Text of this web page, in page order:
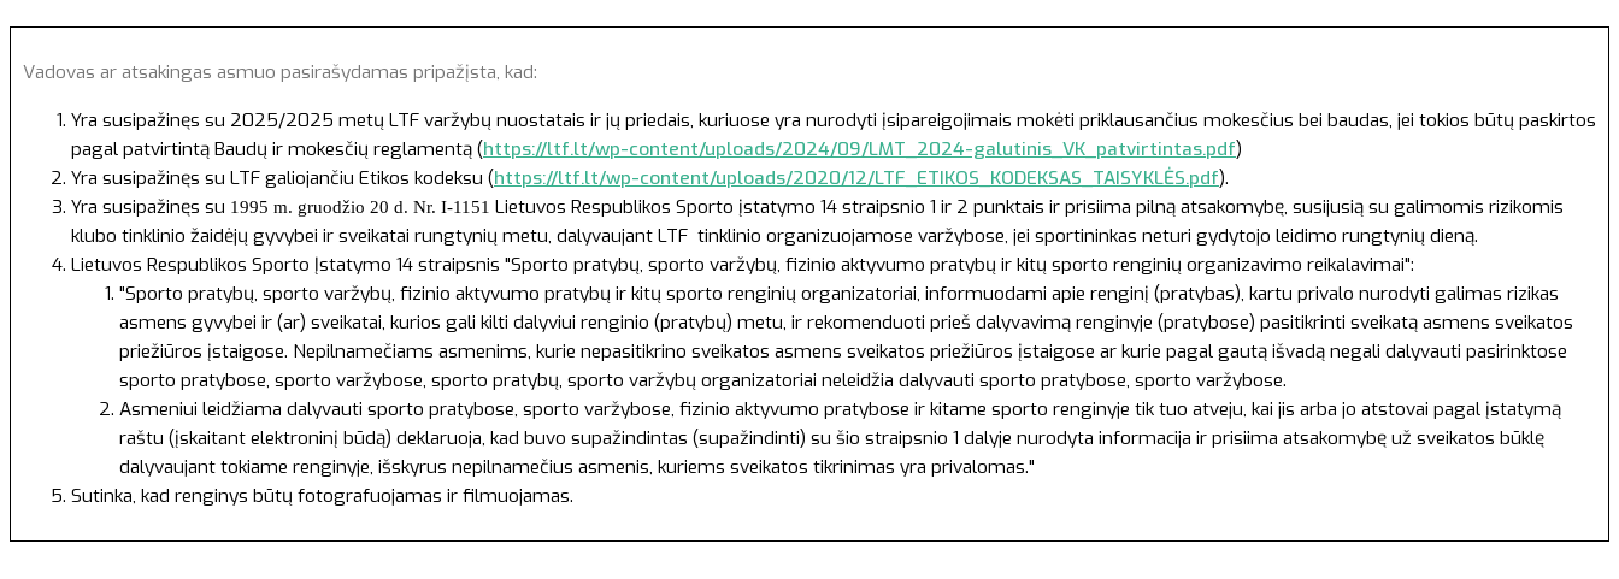
Vadovas ar atsakingas asmuo pasirašydamas pripažįsta, kad:
Yra susipažinęs su 2025/2025 metų LTF varžybų nuostatais ir jų priedais, kuriuose yra nurodyti įsipareigojimais mokėti priklausančius mokesčius bei baudas, jei tokios būtų paskirtos
pagal patvirtintą Baudų ir mokesčių reglamentą (https://ltf.lt/wp-content/uploads/2024/09/LMT_2024-galutinis_VK_patvirtintas.pdf)
Yra susipažinęs su LTF galiojančiu Etikos kodeksu (https://ltf.lt/wp-content/uploads/2020/12/LTF_ETIKOS_KODEKSAS_TAISYKLĖS.pdf).
Yra susipažinęs su 1995 m. gruodžio 20 d. Nr. I-1151 Lietuvos Respublikos Sporto įstatymo 14 straipsnio 1 ir 2 punktais ir prisiima pilną atsakomybę, susijusią su galimomis rizikomis
klubo tinklinio žaidėjų gyvybei ir sveikatai rungtynių metu, dalyvaujant LTF tinklinio organizuojamose varžybose, jei sportininkas neturi gydytojo leidimo rungtynių dieną.
Lietuvos Respublikos Sporto Įstatymo 14 straipsnis "Sporto pratybų, sporto varžybų, fizinio aktyvumo pratybų ir kitų sporto renginių organizavimo reikalavimai":
"Sporto pratybų, sporto varžybų, fizinio aktyvumo pratybų ir kitų sporto renginių organizatoriai, informuodami apie renginį (pratybas), kartu privalo nurodyti galimas rizikas
asmens gyvybei ir (ar) sveikatai, kurios gali kilti dalyviui renginio (pratybų) metu, ir rekomenduoti prieš dalyvavimą renginyje (pratybose) pasitikrinti sveikatą asmens sveikatos
priežiūros įstaigose. Nepilnamečiams asmenims, kurie nepasitikrino sveikatos asmens sveikatos priežiūros įstaigose ar kurie pagal gautą išvadą negali dalyvauti pasirinktose
sporto pratybose, sporto varžybose, sporto pratybų, sporto varžybų organizatoriai neleidžia dalyvauti sporto pratybose, sporto varžybose.
Asmeniui leidžiama dalyvauti sporto pratybose, sporto varžybose, fizinio aktyvumo pratybose ir kitame sporto renginyje tik tuo atveju, kai jis arba jo atstovai pagal įstatymą
raštu (įskaitant elektroninį būdą) deklaruoja, kad buvo supažindintas (supažindinti) su šio straipsnio 1 dalyje nurodyta informacija ir prisiima atsakomybę už sveikatos būklę
dalyvaujant tokiame renginyje, išskyrus nepilnamečius asmenis, kuriems sveikatos tikrinimas yra privalomas."
Sutinka, kad renginys būtų fotografuojamas ir filmuojamas.